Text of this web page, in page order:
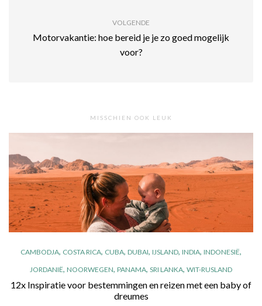
VOLGENDE
Motorvakantie: hoe bereid je je zo goed mogelijk
voor?
MISSCHIEN OOK LEUK
CAMBODJA, COSTA RICA, CUBA, DUBAI, IJSLAND, INDIA, INDONESIË,
JORDANIË, NOORWEGEN, PANAMA, SRI LANKA, WIT-RUSLAND
12x Inspiratie voor bestemmingen en reizen met een baby of
dreumes